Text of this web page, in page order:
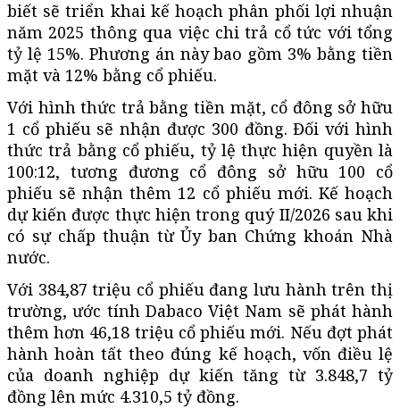
biết sẽ triển khai kế hoạch phân phối lợi nhuận
năm 2025 thông qua việc chi trả cổ tức với tổng
tỷ lệ 15%. Phương án này bao gồm 3% bằng tiền
mặt và 12% bằng cổ phiếu.
Với hình thức trả bằng tiền mặt, cổ đông sở hữu
1 cổ phiếu sẽ nhận được 300 đồng. Đối với hình
thức trả bằng cổ phiếu, tỷ lệ thực hiện quyền là
100:12, tương đương cổ đông sở hữu 100 cổ
phiếu sẽ nhận thêm 12 cổ phiếu mới. Kế hoạch
dự kiến được thực hiện trong quý II/2026 sau khi
có sự chấp thuận từ Ủy ban Chứng khoán Nhà
nước.
Với 384,87 triệu cổ phiếu đang lưu hành trên thị
trường, ước tính Dabaco Việt Nam sẽ phát hành
thêm hơn 46,18 triệu cổ phiếu mới. Nếu đợt phát
hành hoàn tất theo đúng kế hoạch, vốn điều lệ
của doanh nghiệp dự kiến tăng từ 3.848,7 tỷ
đồng lên mức 4.310,5 tỷ đồng.